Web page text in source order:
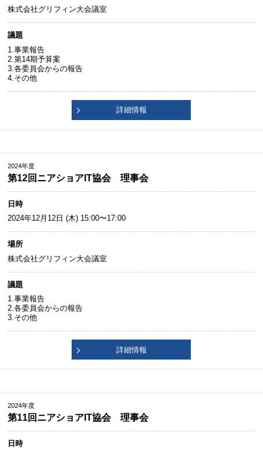
株式会社グリフィン大会議室
議題
1.事業報告
2.第14期予算案
3.各委員会からの報告
4.その他
詳細情報
2024年度
第12回ニアショアIT協会 理事会
日時
2024年12月12日 (木) 15:00〜17:00
場所
株式会社グリフィン大会議室
議題
1.事業報告
2.各委員会からの報告
3.その他
詳細情報
2024年度
第11回ニアショアIT協会 理事会
日時